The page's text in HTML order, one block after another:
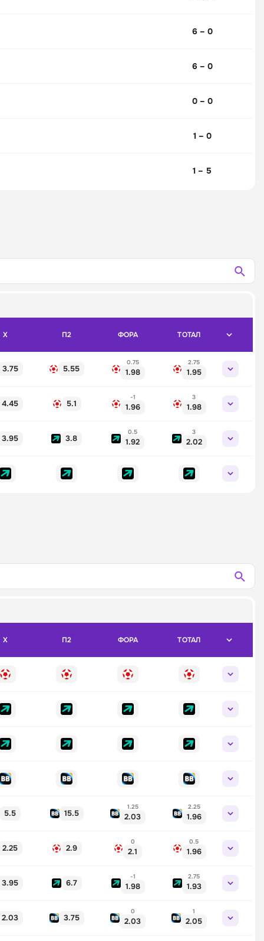
6 – 0
6 – 0
0 – 0
1 – 0
1 – 5
X П2 ФОРА ТОТАЛ
3.75 5.55
0.75
1.98
2.75
1.95
4.45 5.1
-1
1.96
3
1.98
3.95 3.8
0.5
1.92
3
2.02
X П2 ФОРА ТОТАЛ
5.5 15.5
1.25
2.03
2.25
1.96
2.25 2.9
0
2.1
0.5
1.96
3.95 6.7
-1
1.98
2.75
1.93
2.03 3.75
0
2.03
1
2.05